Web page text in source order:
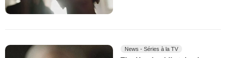
News - Séries à la TV